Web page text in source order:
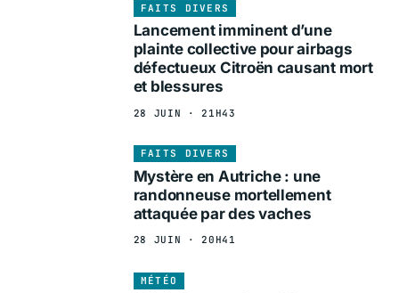
FAITS DIVERS
Lancement imminent d’une
plainte collective pour airbags
défectueux Citroën causant mort
et blessures
28 JUIN · 21H43
FAITS DIVERS
Mystère en Autriche : une
randonneuse mortellement
attaquée par des vaches
28 JUIN · 20H41
MÉTÉO